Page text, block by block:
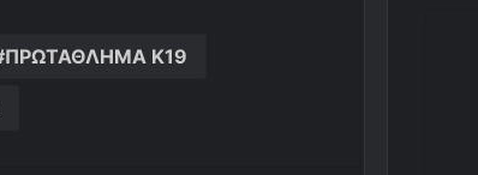
ΠΡΩΤΑΘΛΗΜΑ Κ19